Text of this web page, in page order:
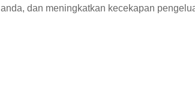
anda, dan meningkatkan kecekapan